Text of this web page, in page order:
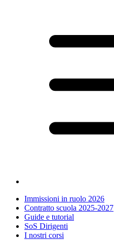
Immissioni in ruolo 2026
Contratto scuola 2025-2027
Guide e tutorial
SoS Dirigenti
I nostri corsi